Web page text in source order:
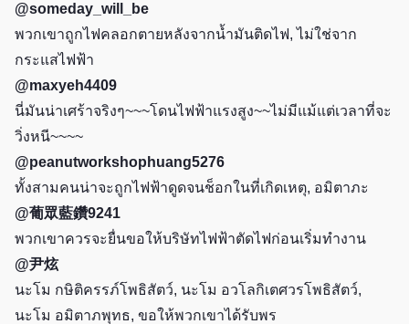
@someday_will_be
พวกเขาถูกไฟคลอกตายหลังจากน้ำมันติดไฟ, ไม่ใช่จาก
กระแสไฟฟ้า
@maxyeh4409
นี่มันน่าเศร้าจริงๆ~~~โดนไฟฟ้าแรงสูง~~ไม่มีแม้แต่เวลาที่จะ
วิ่งหนี~~~~
@peanutworkshophuang5276
ทั้งสามคนน่าจะถูกไฟฟ้าดูดจนช็อกในที่เกิดเหตุ, อมิตาภะ
@葡眾藍鑽9241
พวกเขาควรจะยื่นขอให้บริษัทไฟฟ้าตัดไฟก่อนเริ่มทำงาน
@尹炫
นะโม กษิติครรภ์โพธิสัตว์, นะโม อวโลกิเตศวรโพธิสัตว์,
นะโม อมิตาภพุทธ, ขอให้พวกเขาได้รับพร